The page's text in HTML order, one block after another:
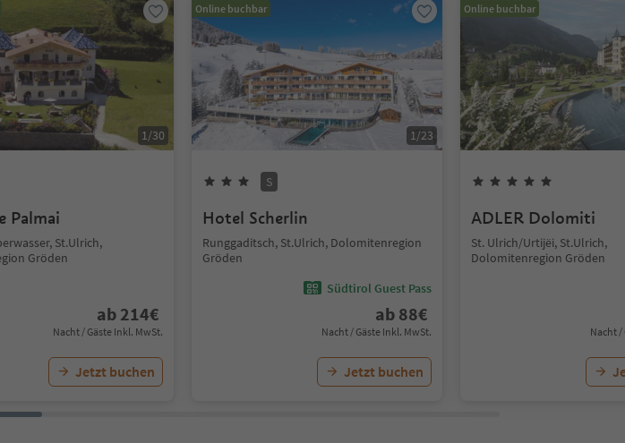
1/30
Palmai
St.Ulrich,
Gröden
ab 214€
Nacht / Gäste Inkl. MwSt.
Jetzt buchen
Online buchbar
1/23
S
Hotel Scherlin
Runggaditsch, St.Ulrich, Dolomitenregion
Gröden
Südtirol Guest Pass
ab 88€
Nacht / Gäste Inkl. MwSt.
Jetzt buchen
Online buchbar
ADLER Dolomiti
St. Ulrich/Urtijëi, St.Ulrich,
Dolomitenregion Gröden
Nacht /